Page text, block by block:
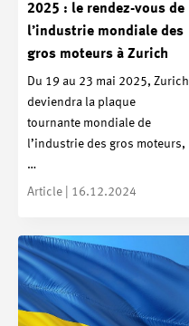
2025 : le rendez-vous de
l’industrie mondiale des
gros moteurs à Zurich
Du 19 au 23 mai 2025, Zurich
deviendra la plaque
tournante mondiale de
l’industrie des gros moteurs,
…
Article | 16.12.2024